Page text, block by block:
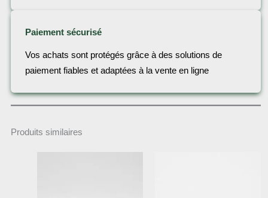
Paiement sécurisé
Vos achats sont protégés grâce à des solutions de
paiement fiables et adaptées à la vente en ligne
Produits similaires